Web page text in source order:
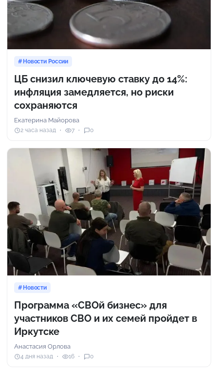
Новости России
ЦБ снизил ключевую ставку до 14%:
инфляция замедляется, но риски
сохраняются
Екатерина Майорова
2 часа назад 7 0
Новости
Программа «СВОй бизнес» для
участников СВО и их семей пройдет в
Иркутске
Анастасия Орлова
4 дня назад 16 0